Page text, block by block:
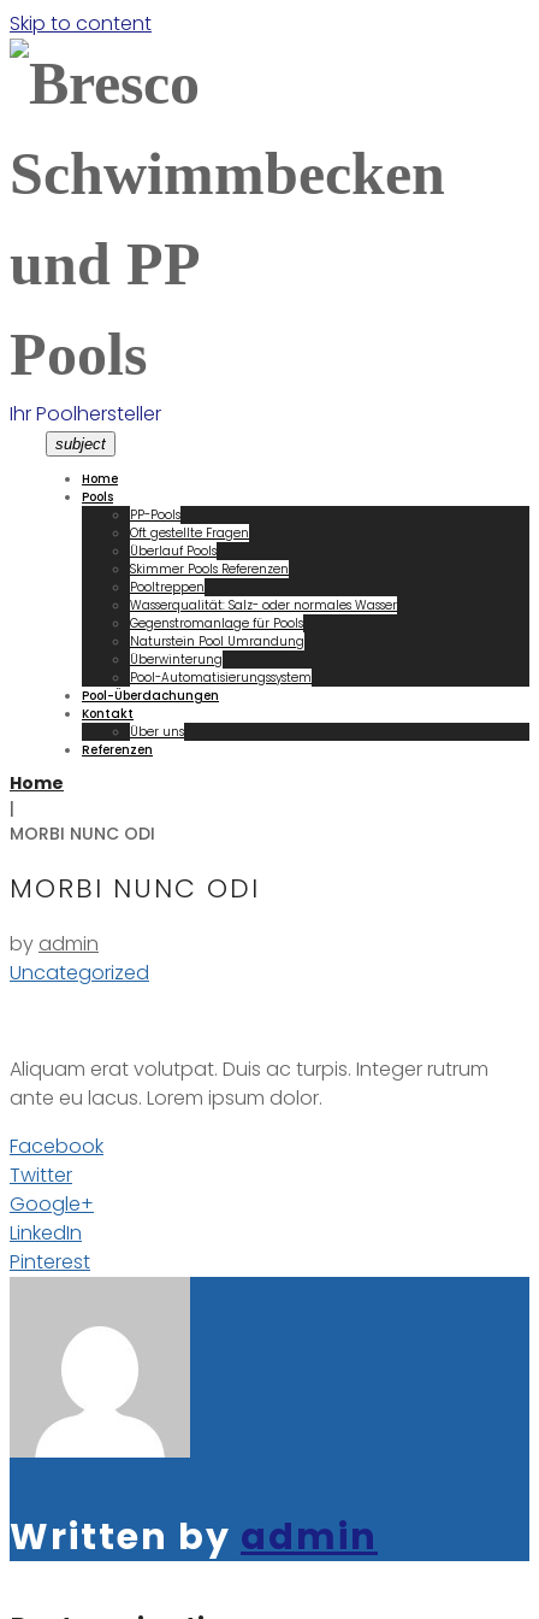
Skip to content
Ihr Poolhersteller
subject
Home
Pools
PP-Pools
Oft gestellte Fragen
Überlauf Pools
Skimmer Pools Referenzen
Pooltreppen
Wasserqualität: Salz- oder normales Wasser
Gegenstromanlage für Pools
Naturstein Pool Umrandung
Überwinterung
Pool-Automatisierungssystem
Pool-Überdachungen
Kontakt
Über uns
Referenzen
Home
|
MORBI NUNC ODI
MORBI NUNC ODI
by admin
Uncategorized
Aliquam erat volutpat. Duis ac turpis. Integer rutrum
ante eu lacus. Lorem ipsum dolor.
Facebook
Twitter
Google+
LinkedIn
Pinterest
Written by admin